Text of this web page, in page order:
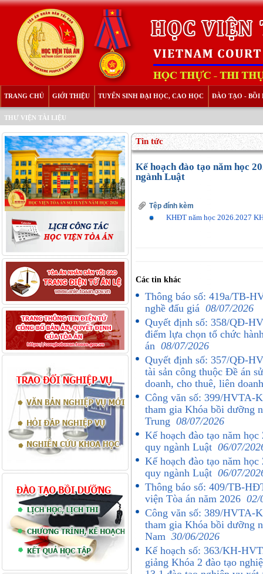
TRANG CHỦ GIỚI THIỆU TUYỂN SINH ĐẠI HỌC, CAO HỌC ĐÀO TẠO - BỒI
THƯ VIỆN TÀI LIỆU
Tin tức
Kế hoạch đào tạo năm học
ngành Luật
Tệp đính kèm
KHĐT năm học 2026.2027
Các tin khác
Thông báo số: 419a/TB-
nghề đấu giá 08/07/2026
Quyết định số: 358/QĐ-
điểm lựa chọn tổ chức
án 08/07/2026
Quyết định số: 357/QĐ-
tài sản công thuộc Đề án
doanh, cho thuê, liên
Công văn số: 399/HVTA-
tham gia Khóa bồi dưỡng
Trung 08/07/2026
Kế hoạch đào tạo năm
quy ngành Luật 06/07/
Kế hoạch đào tạo năm
quy ngành Luật 06/07/
Thông báo số: 409/TB-
viện Tòa án năm 2026 02/
Công văn số: 389/HVTA-
tham gia Khóa bồi dưỡng
Nam 30/06/2026
Kế hoạch số: 363/KH-
giảng Khóa 2 đào tạo